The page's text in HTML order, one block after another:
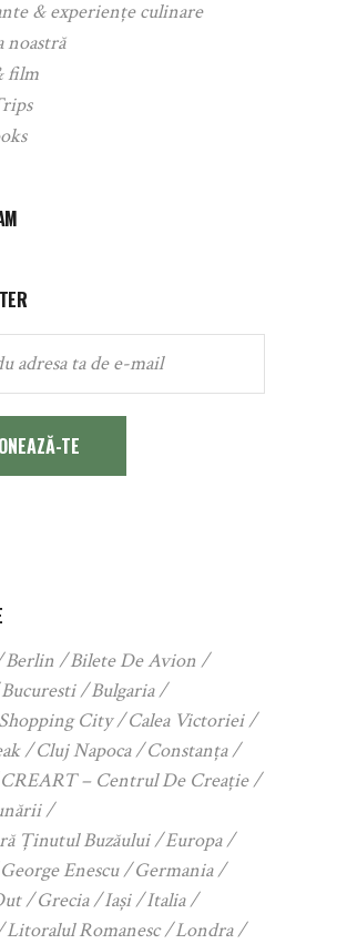
& experiențe culinare
noastră
film
TE
Berlin
Bilete De Avion
Bucuresti
Bulgaria
City
Calea Victoriei
Cluj Napoca
Constanța
CREART – Centrul De Creație
Ținutul Buzăului
Europa
George Enescu
Germania
Grecia Iași
Italia
Litoralul Romanesc
Londra